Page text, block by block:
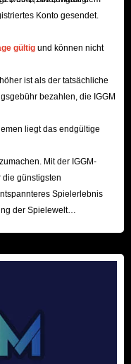
Konto gesendet.
gültig und können nicht
ist als der tatsächliche
bezahlen, die IGGM
liegt das endgültige
Mit der IGGM-
günstigsten
Spielerlebnis
der Spielewelt